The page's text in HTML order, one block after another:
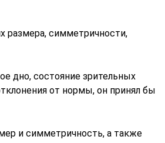
размера, симметричности,
дно, состояние зрительных
от нормы, он принял бы
и симметричность, а также